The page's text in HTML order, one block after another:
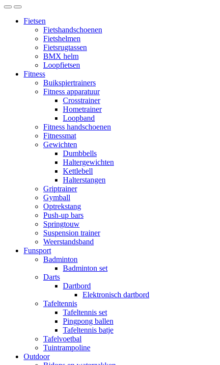
Fietsen
Fietshandschoenen
Fietshelmen
Fietsrugtassen
BMX helm
Loopfietsen
Fitness
Buikspiertrainers
Fitness apparatuur
Crosstrainer
Hometrainer
Loopband
Fitness handschoenen
Fitnessmat
Gewichten
Dumbbells
Haltergewichten
Kettlebell
Halterstangen
Griptrainer
Gymball
Optrekstang
Push-up bars
Springtouw
Suspension trainer
Weerstandsband
Funsport
Badminton
Badminton set
Darts
Dartbord
Elektronisch dartbord
Tafeltennis
Tafeltennis set
Pingpong ballen
Tafeltennis batje
Tafelvoetbal
Tuintrampoline
Outdoor